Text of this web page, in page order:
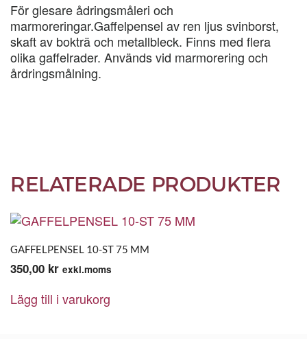
För glesare ådringsmåleri och
marmoreringar.Gaffelpensel av ren ljus svinborst,
skaft av bokträ och metallbleck. Finns med flera
olika gaffelrader. Används vid marmorering och
årdringsmålning.
RELATERADE PRODUKTER
GAFFELPENSEL 10-ST 75 MM
350,00 kr exkl.moms
Lägg till i varukorg